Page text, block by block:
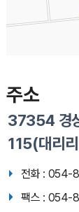
주소
37354 경
115(대리
전화 : 054-
팩스 : 054-